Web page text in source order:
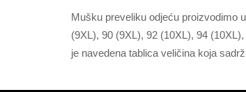
Mušku preveliku odjeću proizvodimo
(9XL), 90 (9XL), 92 (10XL), 94
je navedena tablica veličina koja